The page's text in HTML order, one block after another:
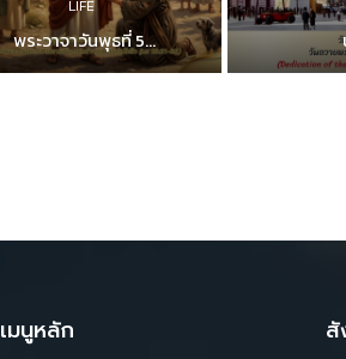
LIFE
พระวาจาวันพุธที่ 5...
เมนูหลัก สั